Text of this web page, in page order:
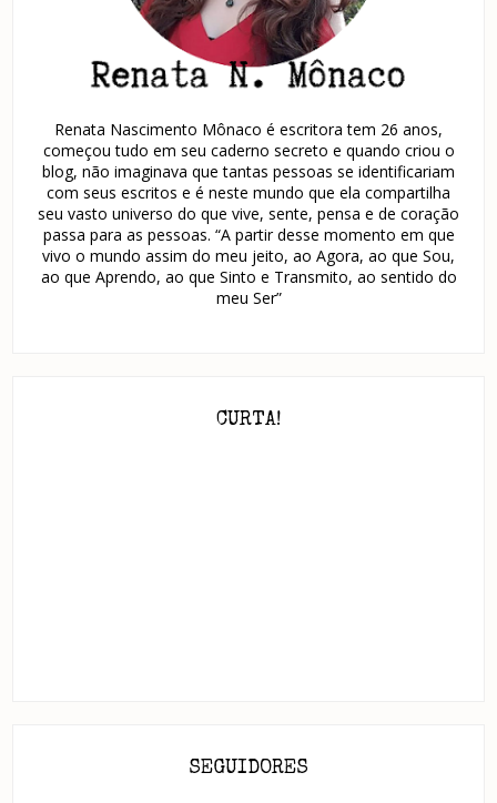
Renata Nascimento Mônaco é escritora tem 26 anos,
começou tudo em seu caderno secreto e quando criou o
blog, não imaginava que tantas pessoas se identificariam
com seus escritos e é neste mundo que ela compartilha
seu vasto universo do que vive, sente, pensa e de coração
passa para as pessoas. “A partir desse momento em que
vivo o mundo assim do meu jeito, ao Agora, ao que Sou,
ao que Aprendo, ao que Sinto e Transmito, ao sentido do
meu Ser”
CURTA!
SEGUIDORES